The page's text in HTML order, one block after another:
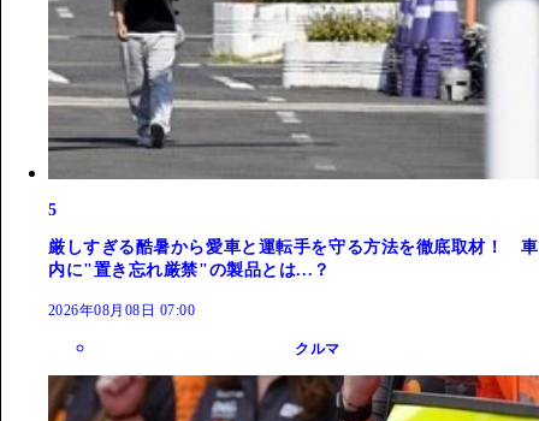
5
厳しすぎる酷暑から愛車と運転手を守る方法を徹底取材！ 車
内に"置き忘れ厳禁"の製品とは...？
2026年08月08日 07:00
クルマ